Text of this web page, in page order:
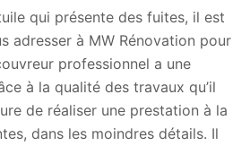
qui présente des fuites, il est
adresser à MW Rénovation pour
professionnel a une
à la qualité des travaux qu’il
de réaliser une prestation à la
dans les moindres détails. Il